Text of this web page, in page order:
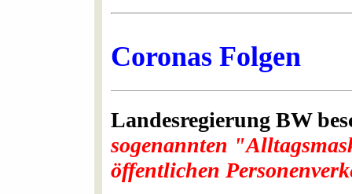
Coronas Folgen
Landesregierung BW
sogenannten
öffentlichen